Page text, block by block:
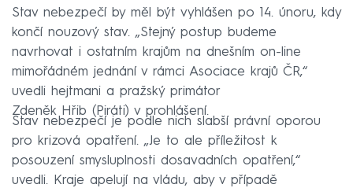
Stav nebezpečí by měl být vyhlášen po 14. únoru, kdy
končí nouzový stav. „Stejný postup budeme
navrhovat i ostatním krajům na dnešním on-line
mimořádném jednání v rámci Asociace krajů ČR,“
uvedli hejtmani a pražský primátor
Zdeněk Hřib (Piráti) v prohlášení.
Stav nebezpečí je podle nich slabší právní oporou
pro krizová opatření. „Je to ale příležitost k
posouzení smysluplnosti dosavadních opatření,“
uvedli. Kraje apelují na vládu, aby v případě